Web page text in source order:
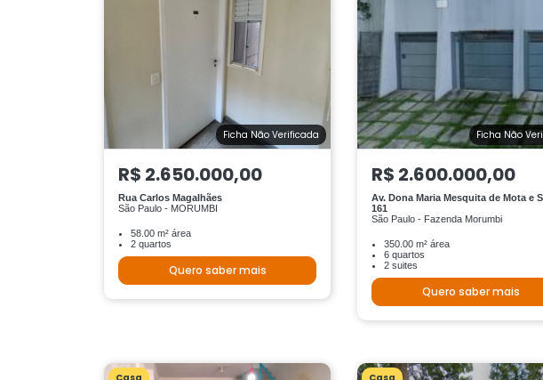
Ficha Não Verificada
R$ 2.650.000,00
Rua Carlos Magalhães
São Paulo - MORUMBI
58.00 m² área
2 quartos
Quero saber mais
Ficha Não
R$ 2.600.000,00
Av. Dona Maria Mesquita de Mota e
161
São Paulo - Fazenda Morumbi
350.00 m² área
6 quartos
2 suites
Quero saber mais